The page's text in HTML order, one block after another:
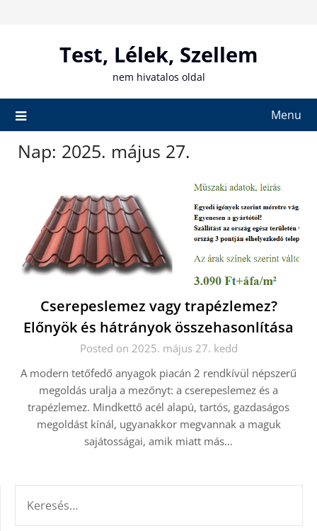
Test, Lélek, Szellem
nem hivatalos oldal
Menu
Nap: 2025. május 27.
Cserepeslemez vagy trapézlemez?
Előnyök és hátrányok összehasonlítása
Posted on 2025. május 27. kedd
A modern tetőfedő anyagok piacán 2 rendkívül népszerű
megoldás uralja a mezőnyt: a cserepeslemez és a
trapézlemez. Mindkettő acél alapú, tartós, gazdaságos
megoldást kínál, ugyanakkor megvannak a maguk
sajátosságai, amik miatt más…